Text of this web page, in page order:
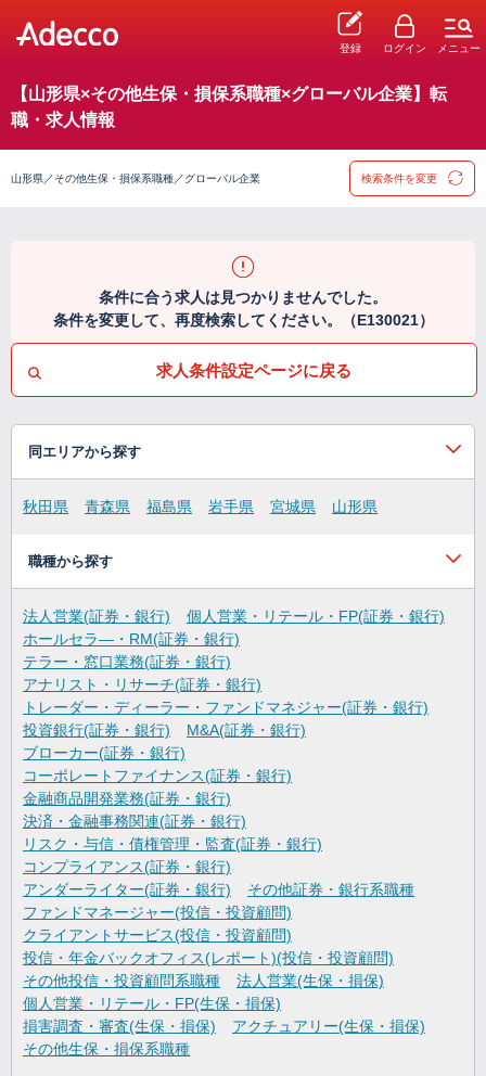
登録 ログイン メニュー
【山形県×その他生保・損保系職種×グローバル企業】転
職・求人情報
山形県／その他生保・損保系職種／グローバル企業 検索条件を変更
条件に合う求人は見つかりませんでした。
条件を変更して、再度検索してください。（E130021）
求人条件設定ページに戻る
同エリアから探す
秋田県 青森県 福島県 岩手県 宮城県 山形県
職種から探す
法人営業(証券・銀行)
個人営業・リテール・FP(証券・銀行)
ホールセラ―・RM(証券・銀行)
テラー・窓口業務(証券・銀行)
アナリスト・リサーチ(証券・銀行)
トレーダー・ディーラー・ファンドマネジャー(証券・銀行)
投資銀行(証券・銀行)
M&A(証券・銀行)
ブローカー(証券・銀行)
コーポレートファイナンス(証券・銀行)
金融商品開発業務(証券・銀行)
決済・金融事務関連(証券・銀行)
リスク・与信・債権管理・監査(証券・銀行)
コンプライアンス(証券・銀行)
アンダーライター(証券・銀行)
その他証券・銀行系職種
ファンドマネージャー(投信・投資顧問)
クライアントサービス(投信・投資顧問)
投信・年金バックオフィス(レポート)(投信・投資顧問)
その他投信・投資顧問系職種
法人営業(生保・損保)
個人営業・リテール・FP(生保・損保)
損害調査・審査(生保・損保)
アクチュアリー(生保・損保)
その他生保・損保系職種